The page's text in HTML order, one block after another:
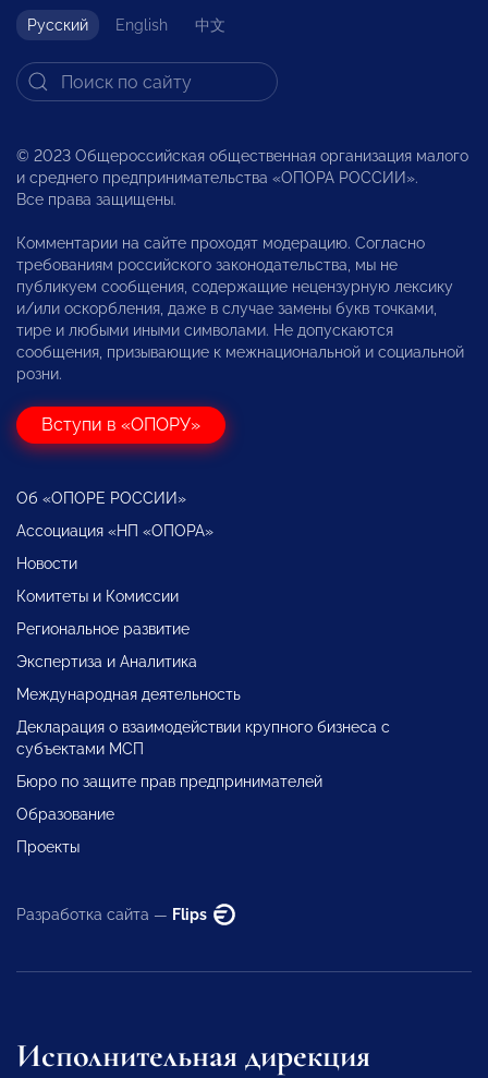
Русский English 中文
© 2023 Общероссийская общественная организация малого
и среднего предпринимательства «ОПОРА РОССИИ».
Все права защищены.
Комментарии на сайте проходят модерацию. Согласно
требованиям российского законодательства, мы не
публикуем сообщения, содержащие нецензурную лексику
и/или оскорбления, даже в случае замены букв точками,
тире и любыми иными символами. Не допускаются
сообщения, призывающие к межнациональной и социальной
розни.
Вступи в «ОПОРУ»
Об «ОПОРЕ РОССИИ»
Ассоциация «НП «ОПОРА»
Новости
Комитеты и Комиссии
Региональное развитие
Экспертиза и Аналитика
Международная деятельность
Декларация о взаимодействии крупного бизнеса с
субъектами МСП
Бюро по защите прав предпринимателей
Образование
Проекты
Разработка сайта — Flips
Исполнительная дирекция